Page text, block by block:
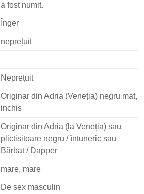
a fost numit.
Înger
neprețuit
Neprețuit
Originar din Adria (Veneția) negru mat,
inchis
Originar din Adria (la Veneția) sau
plictisitoare negru / întuneric sau
Bărbat / Dapper
mare, mare
De sex masculin